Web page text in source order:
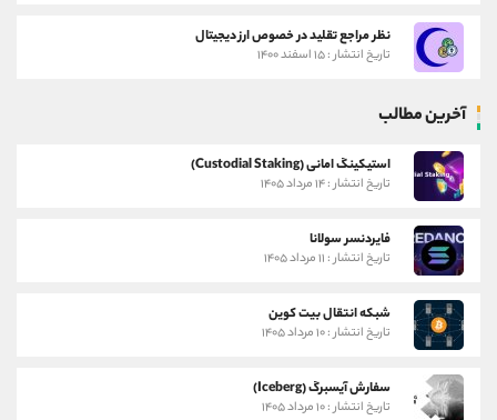
نظر مراجع تقلید در خصوص ارز دیجیتال
تاریخ انتشار : ۱۵ اسفند ۱۴۰۰
آخرین مطالب
استیکینگ امانی (Custodial Staking)
تاریخ انتشار : ۱۴ مرداد ۱۴۰۵
فایردنسر سولانا
تاریخ انتشار : ۱۱ مرداد ۱۴۰۵
شبکه انتقال بیت کوین
تاریخ انتشار : ۱۰ مرداد ۱۴۰۵
سفارش آیسبرگ (Iceberg)
تاریخ انتشار : ۱۰ مرداد ۱۴۰۵